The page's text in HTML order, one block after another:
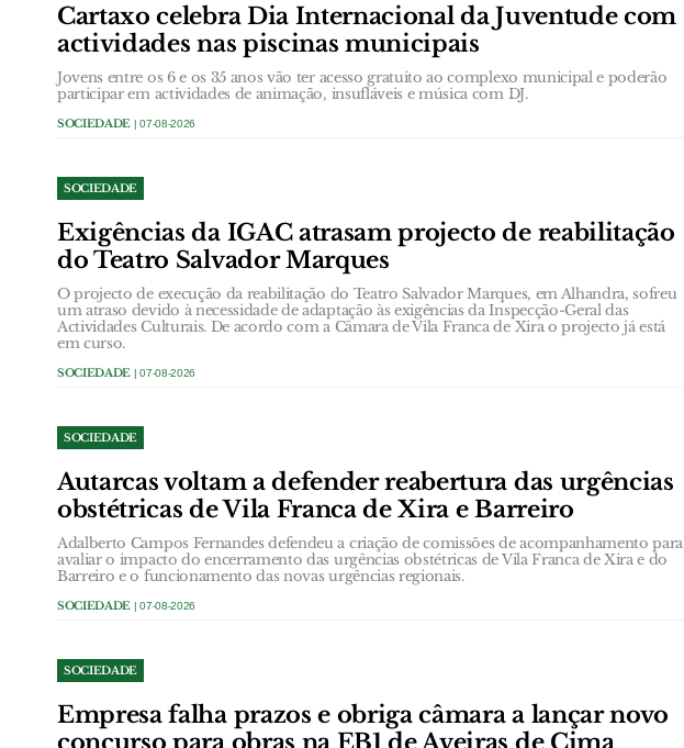
Cartaxo celebra Dia Internacional da Juventude com
actividades nas piscinas municipais
Jovens entre os 6 e os 35 anos vão ter acesso gratuito ao complexo municipal e poderão
participar em actividades de animação, insufláveis e música com DJ.
SOCIEDADE | 07-08-2026
SOCIEDADE
Exigências da IGAC atrasam projecto de reabilitação
do Teatro Salvador Marques
O projecto de execução da reabilitação do Teatro Salvador Marques, em Alhandra, sofreu
um atraso devido à necessidade de adaptação às exigências da Inspecção-Geral das
Actividades Culturais. De acordo com a Câmara de Vila Franca de Xira o projecto já está
em curso.
SOCIEDADE | 07-08-2026
SOCIEDADE
Autarcas voltam a defender reabertura das urgências
obstétricas de Vila Franca de Xira e Barreiro
Adalberto Campos Fernandes defendeu a criação de comissões de acompanhamento para
avaliar o impacto do encerramento das urgências obstétricas de Vila Franca de Xira e do
Barreiro e o funcionamento das novas urgências regionais.
SOCIEDADE | 07-08-2026
SOCIEDADE
Empresa falha prazos e obriga câmara a lançar novo
concurso para obras na EB1 de Aveiras de Cima